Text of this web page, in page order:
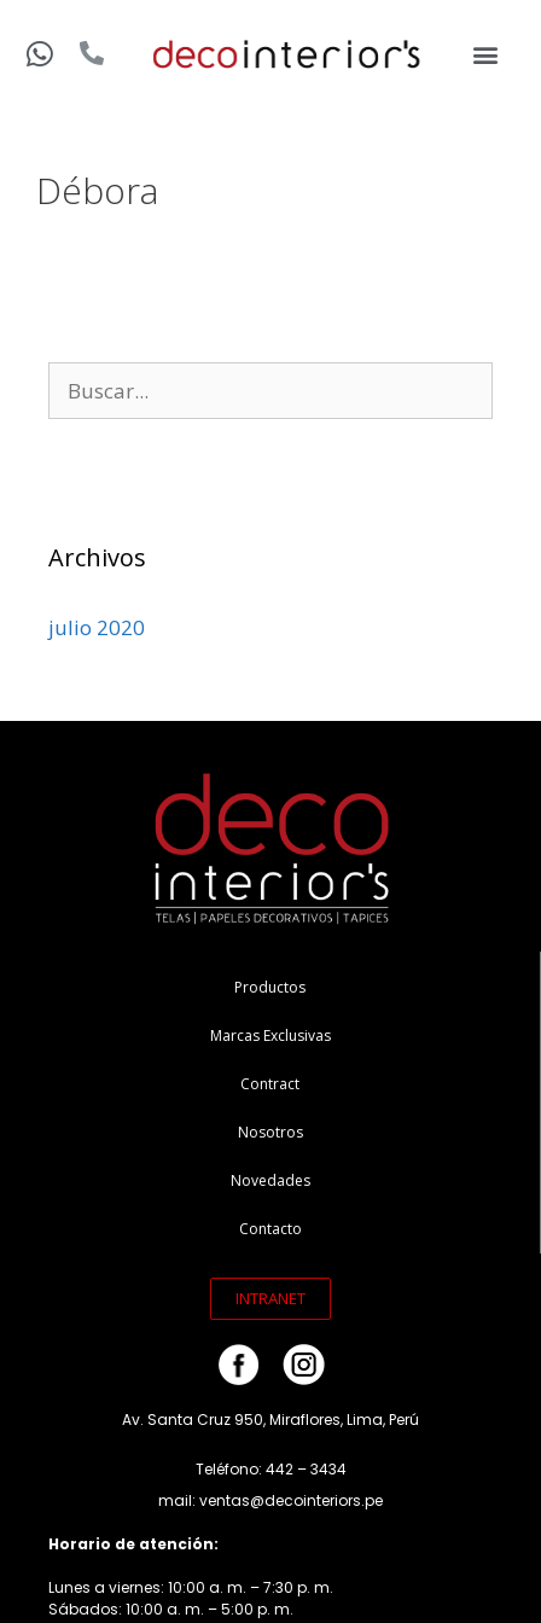
Débora
Archivos
julio 2020
Productos
Marcas Exclusivas
Contract
Nosotros
Novedades
Contacto
INTRANET
Av. Santa Cruz 950, Miraflores, Lima, Perú
Teléfono: 442 – 3434
mail: ventas@decointeriors.pe
Horario de atención:
Lunes a viernes: 10:00 a. m. – 7:30 p. m.
Sábados: 10:00 a. m. – 5:00 p. m.